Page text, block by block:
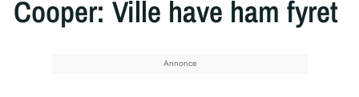
Cooper: Ville have ham fyret